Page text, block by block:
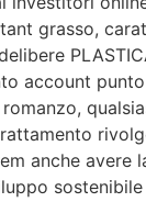
Di
grasso,
account
anche avere
sostenibile